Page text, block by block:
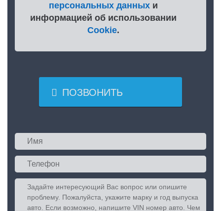
персональных данныхи
информацией об использовании
Cookie.
 ПОЗВОНИТЬ